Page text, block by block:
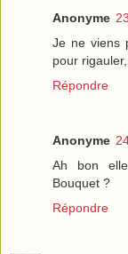
Anonyme
Je ne viens
pour
Répondre
Anonyme
Ah bon
Bouquet ?
Répondre